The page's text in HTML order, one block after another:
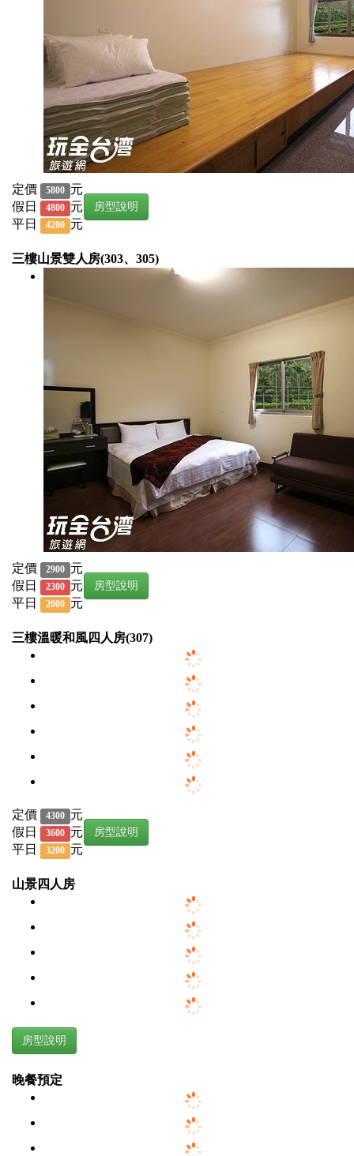
定價 5800 元
假日
4800 元
平日
4200 元
房型說明
三樓山景雙人房(303、305)
定價 2900 元
假日
2300 元
平日
2000 元
房型說明
三樓溫暖和風四人房(307)
定價 4300 元
假日
3600 元
平日
3200 元
房型說明
山景四人房
房型說明
晚餐預定